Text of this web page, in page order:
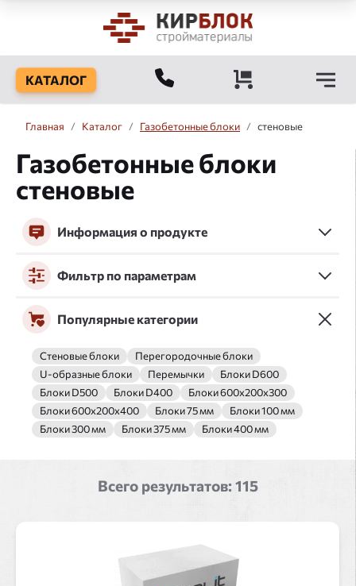
КАТАЛОГ
Главная / Каталог / Газобетонные блоки / стеновые
Газобетонные блоки
стеновые
Информация о продукте
Фильтр по параметрам
Популярные категории
Стеновые блоки
Перегородочные блоки
U-образные блоки
Перемычки
Блоки D600
Блоки D500
Блоки D400
Блоки 600x200x300
Блоки 600x200x400
Блоки 75 мм
Блоки 100 мм
Блоки 300 мм
Блоки 375 мм Блоки 400 мм
Всего результатов:115